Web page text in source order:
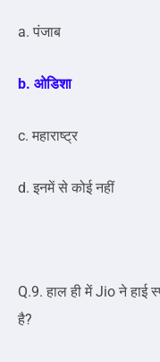
a. पंजाब
b. ओडिशा
c. महाराष्ट्र
d. इनमें से कोई नहीं
Q.9. हाल ही में Jio ने हाई
है?